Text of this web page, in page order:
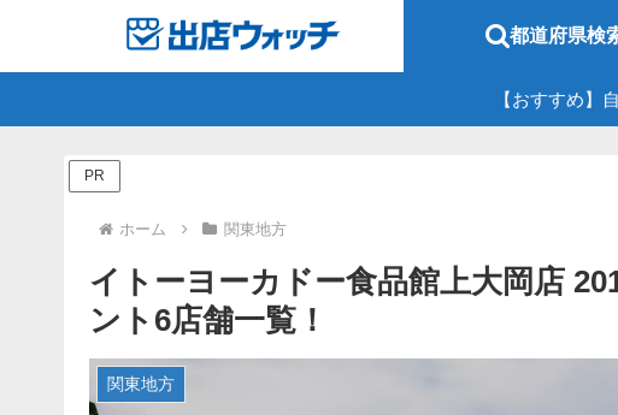
都道府県検
【おすすめ】
PR
ホーム 関東地方
イトーヨーカドー食品館上大岡店
ント6店舗一覧！
関東地方